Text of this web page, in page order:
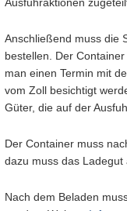
Anschließend muss die
bestellen. Der
man einen Termin mit
vom Zoll besichtigt
Güter, die auf der
Der Container muss
dazu muss das Ladegut
Nach dem Beladen